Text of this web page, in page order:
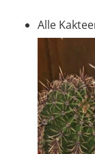
Alle